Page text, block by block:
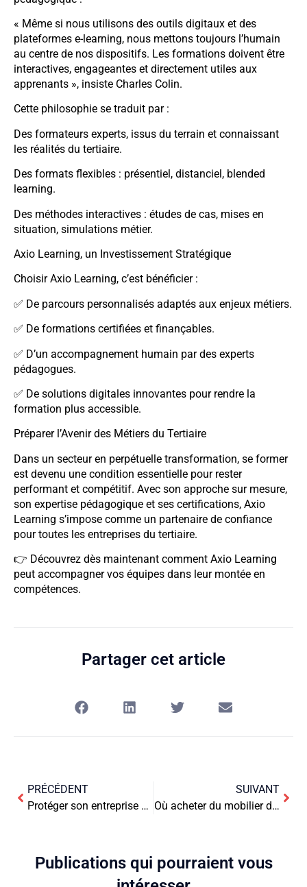
« Même si nous utilisons des outils digitaux et des
plateformes e-learning, nous mettons toujours l’humain
au centre de nos dispositifs. Les formations doivent être
interactives, engageantes et directement utiles aux
apprenants », insiste Charles Colin.
Cette philosophie se traduit par :
Des formateurs experts, issus du terrain et connaissant
les réalités du tertiaire.
Des formats flexibles : présentiel, distanciel, blended
learning.
Des méthodes interactives : études de cas, mises en
situation, simulations métier.
Axio Learning, un Investissement Stratégique
Choisir Axio Learning, c’est bénéficier :
✅ De parcours personnalisés adaptés aux enjeux métiers.
✅ De formations certifiées et finançables.
✅ D’un accompagnement humain par des experts
pédagogues.
✅ De solutions digitales innovantes pour rendre la
formation plus accessible.
Préparer l’Avenir des Métiers du Tertiaire
Dans un secteur en perpétuelle transformation, se former
est devenu une condition essentielle pour rester
performant et compétitif. Avec son approche sur mesure,
son expertise pédagogique et ses certifications, Axio
Learning s’impose comme un partenaire de confiance
pour toutes les entreprises du tertiaire.
👉 Découvrez dès maintenant comment Axio Learning
peut accompagner vos équipes dans leur montée en
compétences.
Partager cet article
PRÉCÉDENT
Protéger son entreprise contre les cyberattaques : les bonnes pratiques
SUIVANT
Où acheter du mobilier de réception et CHR pour les pros ?
Publications qui pourraient vous